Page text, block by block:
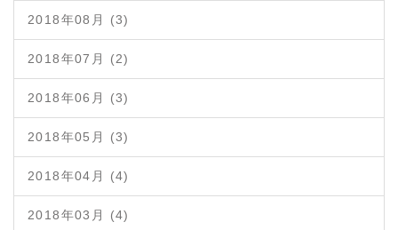
2018年08月 (3)
2018年07月 (2)
2018年06月 (3)
2018年05月 (3)
2018年04月 (4)
2018年03月 (4)